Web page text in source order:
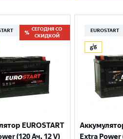
СЕГОДНЯ СО
СКИДКОЙ
EUROSTART
(120 Ач, 12 V)
EUROSTART
Extra Power